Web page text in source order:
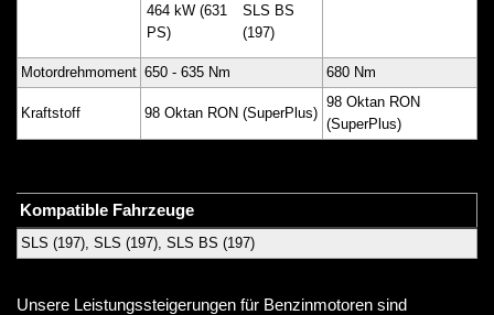
464 kW (631
PS)
SLS BS
(197)
Motordrehmoment 650 - 635 Nm 680 Nm
Kraftstoff 98 Oktan RON (SuperPlus)
98 Oktan RON
(SuperPlus)
Kompatible Fahrzeuge
SLS (197), SLS (197), SLS BS (197)
Unsere Leistungssteigerungen für Benzinmotoren sind